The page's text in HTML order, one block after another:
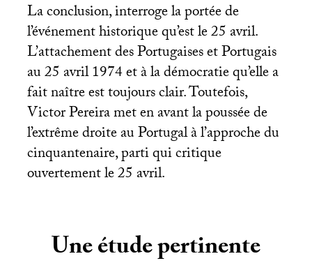
La conclusion, interroge la portée de
l’événement historique qu’est le 25 avril.
L’attachement des Portugaises et Portugais
au 25 avril 1974 et à la démocratie qu’elle a
fait naître est toujours clair. Toutefois,
Victor Pereira met en avant la poussée de
l’extrême droite au Portugal à l’approche du
cinquantenaire, parti qui critique
ouvertement le 25 avril.
Une étude pertinente